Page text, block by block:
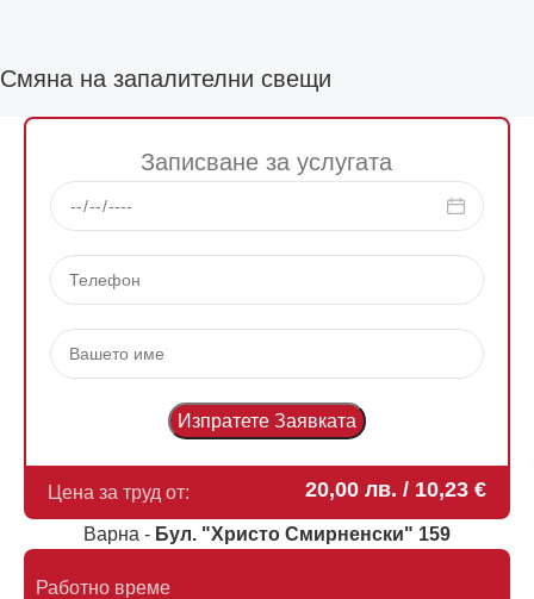
Смяна на запалителни свещи
Записване за услугата
Цена за труд от: 20,00 лв. / 10,23 €
Варна - Бул. "Христо Смирненски" 159
Работно време